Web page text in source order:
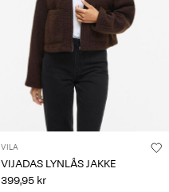
VILA
VIJADAS LYNLÅS JAKKE
399,95 kr